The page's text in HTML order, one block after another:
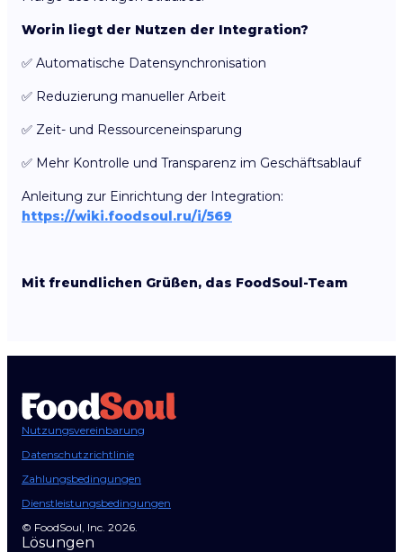
Worin liegt der Nutzen der Integration?
✅ Automatische Datensynchronisation
✅ Reduzierung manueller Arbeit
✅ Zeit- und Ressourceneinsparung
✅ Mehr Kontrolle und Transparenz im Geschäftsablauf
Anleitung zur Einrichtung der Integration:
https://wiki.foodsoul.ru/i/569
Mit freundlichen Grüßen, das FoodSoul-Team
Nutzungsvereinbarung
Datenschutzrichtlinie
Zahlungsbedingungen
Dienstleistungsbedingungen
© FoodSoul, Inc. 2026.
Lösungen